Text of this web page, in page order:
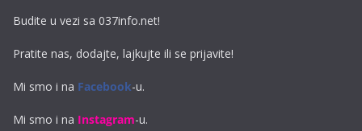
Budite u vezi sa 037info.net!
Pratite nas, dodajte, lajkujte ili se prijavite!
Mi smo i na Facebook-u.
Mi smo i na Instagram-u.